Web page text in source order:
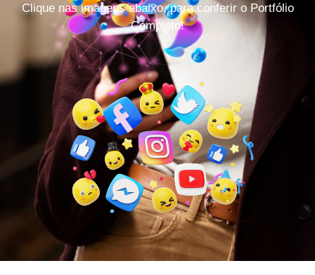
Clique nas imagens abaixo, para conferir o Portfólio
Completo!